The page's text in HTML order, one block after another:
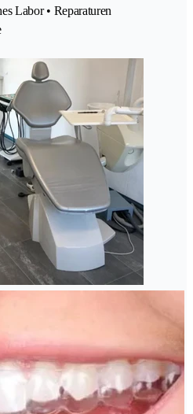
Labor • Reparaturen